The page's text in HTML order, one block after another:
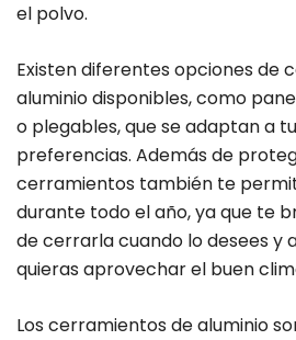
el polvo.
Existen diferentes opciones de
aluminio disponibles, como
o plegables, que se adaptan a
preferencias. Además de
cerramientos también te
durante todo el año, ya que te
de cerrarla cuando lo desees y
quieras aprovechar el buen
Los cerramientos de aluminio